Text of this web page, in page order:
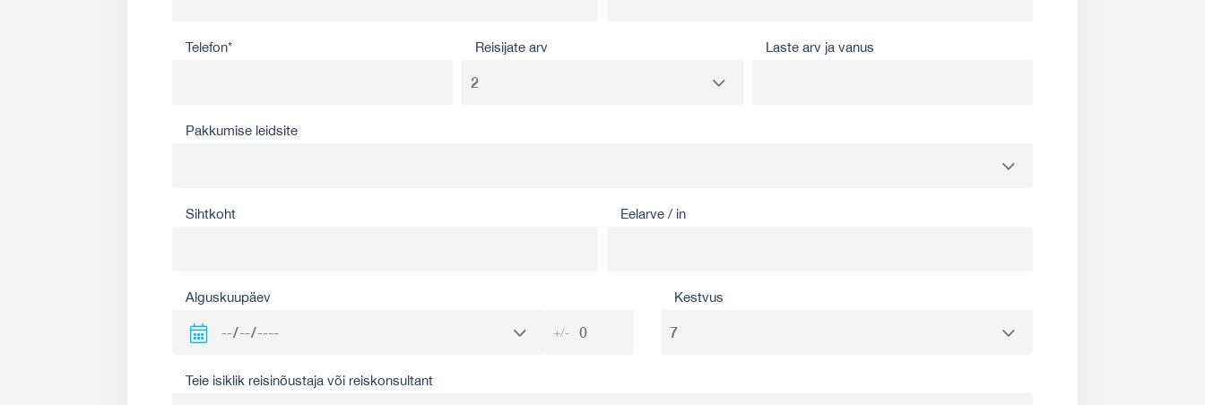
Telefon* Reisijate arv Laste arv ja vanus
Pakkumise leidsite
Sihtkoht Eelarve / in
Alguskuupäev
+/-
Kestvus
Teie isiklik reisinõustaja või reiskonsultant